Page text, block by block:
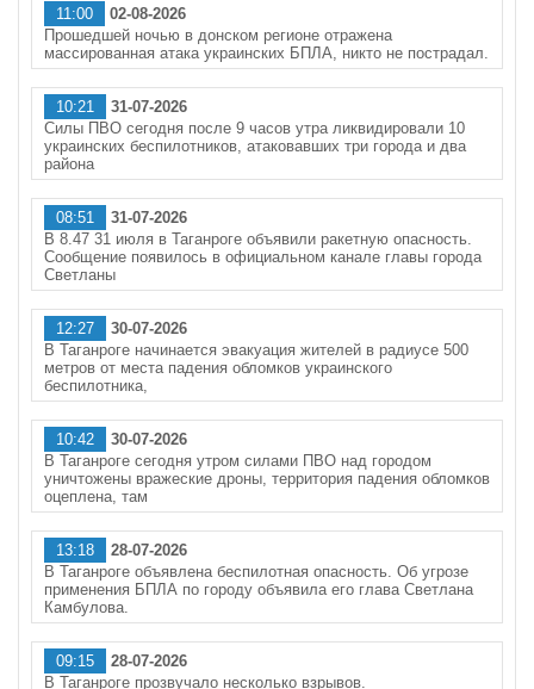
11:00
02-08-2026
Прошедшей ночью в донском регионе отражена
массированная атака украинских БПЛА, никто не пострадал.
10:21
31-07-2026
Силы ПВО сегодня после 9 часов утра ликвидировали 10
украинских беспилотников, атаковавших три города и два
района
08:51
31-07-2026
В 8.47 31 июля в Таганроге объявили ракетную опасность.
Сообщение появилось в официальном канале главы города
Светланы
12:27
30-07-2026
В Таганроге начинается эвакуация жителей в радиусе 500
метров от места падения обломков украинского
беспилотника,
10:42
30-07-2026
В Таганроге сегодня утром силами ПВО над городом
уничтожены вражеские дроны, территория падения обломков
оцеплена, там
13:18
28-07-2026
В Таганроге объявлена беспилотная опасность. Об угрозе
применения БПЛА по городу объявила его глава Светлана
Камбулова.
09:15
28-07-2026
В Таганроге прозвучало несколько взрывов.